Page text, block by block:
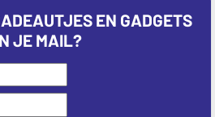
EN GADGETS
JE MAIL?